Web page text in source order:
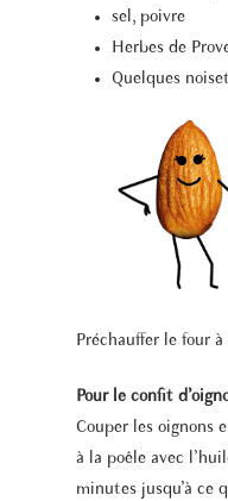
sel, poivre
Herbes de
Quelques
Préchauffer le four à
Pour le confit
Couper les oignons
à la poêle avec
minutes jusqu’à ce